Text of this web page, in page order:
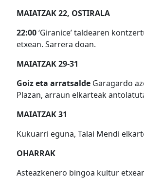
MAIATZAK 22, OSTIRALA
22:00‘Giranice’ taldearen
etxean. Sarrera doan.
MAIATZAK 29-31
Goiz eta arratsalde Garagardo
Plazan, arraun elkarteak
MAIATZAK 31
Kukuarri eguna, Talai Mendi
OHARRAK
Asteazkenero bingoa kultur